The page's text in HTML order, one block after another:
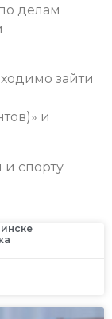
делам
зайти
и
спорту